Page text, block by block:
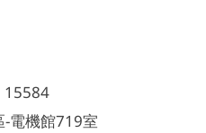
15584
-電機館719室